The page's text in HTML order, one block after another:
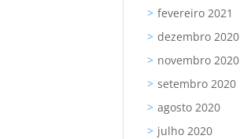
fevereiro 2021
dezembro 2020
novembro 2020
setembro 2020
agosto 2020
julho 2020